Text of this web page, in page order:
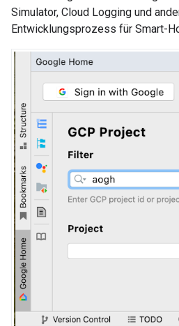
Simulator, Cloud Logging und
Entwicklungsprozess für Smart-